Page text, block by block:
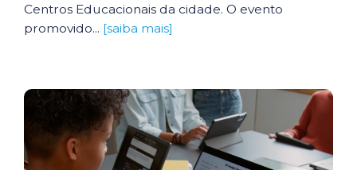
Centros Educacionais da cidade. O evento
promovido... [saiba mais]